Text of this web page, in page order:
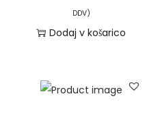
DDV)
Dodaj v košarico